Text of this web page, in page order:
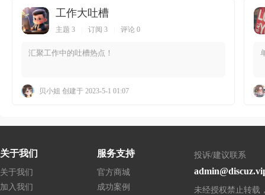
工作大吐槽
主题 3 订阅 3 评论 0
汇聚工作中的吐槽热点！
贝小姐 创建于 2023-5-1 01:07
关于我们
关于我们
加入我们
服务支持
官方商城
成功案例
投诉/建议联系
未经授权禁止转载